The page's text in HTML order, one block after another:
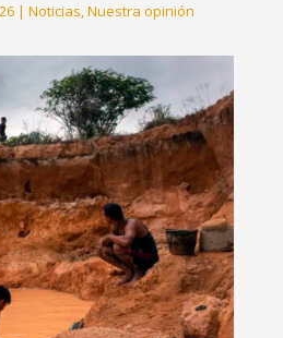
| Noticias,Nuestra opinión